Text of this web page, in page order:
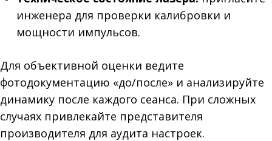
инженера для проверки калибровки и
мощности импульсов.
Для объективной оценки ведите
фотодокументацию «до/после» и анализируйте
динамику после каждого сеанса. При сложных
случаях привлекайте представителя
производителя для аудита настроек.